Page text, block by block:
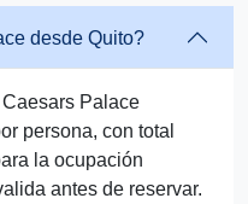
desde Quito?
Palace
persona, con total
la ocupación
antes de reservar.